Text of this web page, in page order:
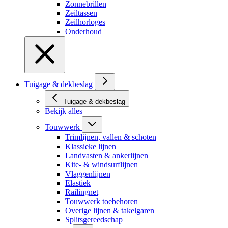
Zonnebrillen
Zeiltassen
Zeilhorloges
Onderhoud
Tuigage & dekbeslag
Tuigage & dekbeslag
Bekijk alles
Touwwerk
Trimlijnen, vallen & schoten
Klassieke lijnen
Landvasten & ankerlijnen
Kite- & windsurflijnen
Vlaggenlijnen
Elastiek
Railingnet
Touwwerk toebehoren
Overige lijnen & takelgaren
Splitsgereedschap